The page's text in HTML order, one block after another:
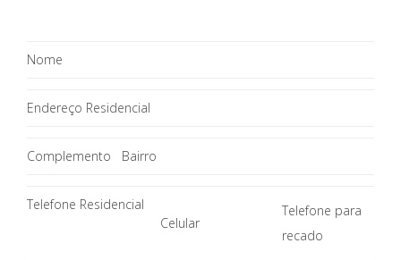
Nome
Endereço Residencial
Complemento Bairro
Telefone Residencial
Celular
Telefone para
recado